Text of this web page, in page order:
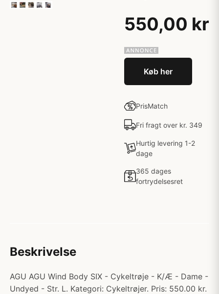
550,00 kr
Køb her
PrisMatch
Fri fragt over kr. 349
Hurtig levering 1-2
dage
365 dages
fortrydelsesret
Beskrivelse
AGU AGU Wind Body SIX - Cykeltrøje - K/Æ - Dame -
Undyed - Str. L. Kategori: Cykeltrøjer. Pris: 550.00 kr.